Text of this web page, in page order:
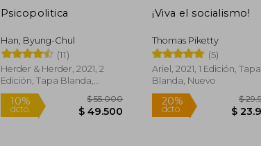
Psicopolitica
Han, Byung-Chul
(11)
Herder & Herder, 2021, 2
Edición, Tapa Blanda,
Nuevo
¡Viva el socialismo!
Thomas Piketty
(5)
Ariel, 2021, 1 Edición, Tapa
Blanda, Nuevo